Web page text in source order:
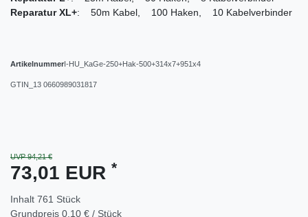
Reparatur XL+: 50m Kabel, 100 Haken, 10 Kabelverbinder
ArtikelnummerI-HU_KaGe-250+Hak-500+314x7+951x4
GTIN_13 0660989031817
UVP 94,21 €
73,01 EUR *
Inhalt 761 Stück
Grundpreis 0,10 € / Stück